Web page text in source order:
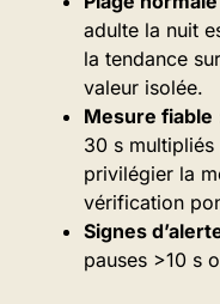
adulte la nuit
la tendance
valeur isolée.
Mesure fiable
30 s
privilégier la
vérification
Signes
pauses >10 s